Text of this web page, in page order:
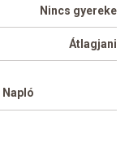
Nincs gyereke
Átlagjani
Napló